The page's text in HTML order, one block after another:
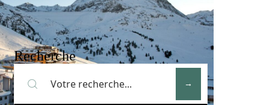
Recherche